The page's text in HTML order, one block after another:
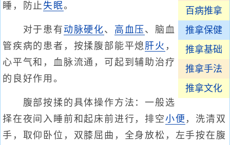
百病推拿
推拿保健
推拿基础
推拿手法
推拿文化
睡，防止 失眠。
对于患有 动脉硬化、 高血压 、脑血
管疾病的患者，按揉腹部能平熄 肝火 ，
心平气和，血脉流通，可起到辅助治疗
的良好作用。
腹部按揉的具体操作方法：一般选
择在夜间入睡前和起床前进行，排空小便 ，洗清双
手，取仰卧位，双膝屈曲，全身放松，左手按在腹